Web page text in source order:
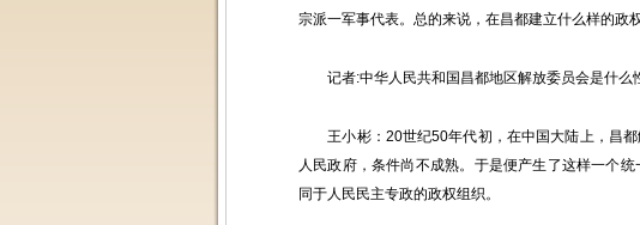
宗派一军事代表。总的来说，在昌都建立什么样的政
记者:中华人民共和国昌都地区解放委员会是什么
王小彬：20世纪50年代初，在中国大陆上，昌都
人民政府，条件尚不成熟。于是便产生了这样一个
同于人民民主专政的政权组织。